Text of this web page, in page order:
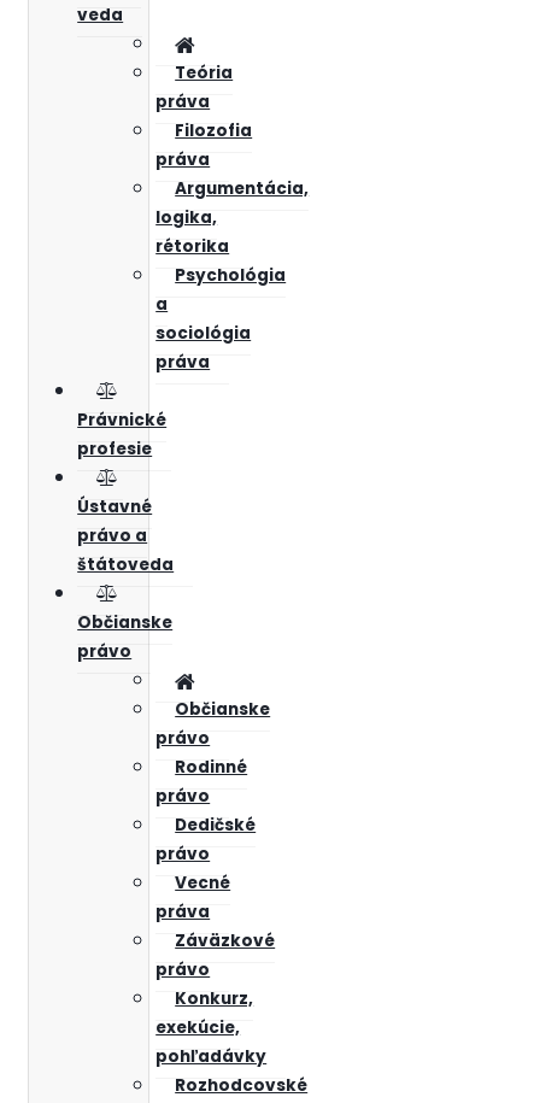
veda
Teória
práva
Filozofia
práva
Argumentácia,
logika,
rétorika
Psychológia
a
sociológia
práva
Právnické
profesie
Ústavné
právo a
štátoveda
Občianske
právo
Občianske
právo
Rodinné
právo
Dedičské
právo
Vecné
práva
Záväzkové
právo
Konkurz,
exekúcie,
pohľadávky
Rozhodcovské